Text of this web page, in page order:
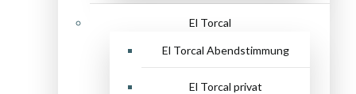
El Torcal
El Torcal Abendstimmung
El Torcal privat